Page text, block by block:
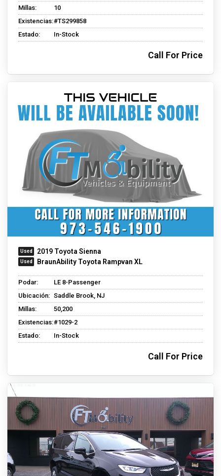
Millas:
10
Existencias:#TS299858
Estado:
In-Stock
Call For Price
2019 Toyota Sienna
BraunAbility Toyota Rampvan XL
Podar:
LE 8-Passenger
Ubicación: Saddle Brook, NJ
Millas:
50,200
Existencias:#1029-2
Estado:
In-Stock
Call For Price